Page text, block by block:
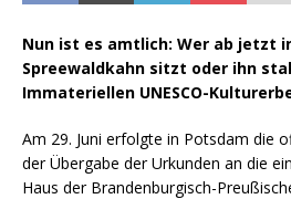
Nun ist es amtlich: Wer ab jetzt
Spreewaldkahn sitzt oder ihn
Immateriellen UNESCO-
Am 29. Juni erfolgte in Potsdam die
der Übergabe der Urkunden an die
Haus der Brandenburgisch-